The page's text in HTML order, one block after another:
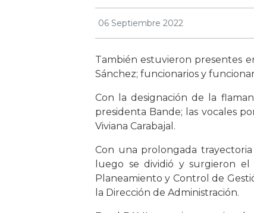
06 Septiembre 2022
También estuvieron presentes
Sánchez; funcionarios y
Con la designación de la
presidenta Bande; las vocales
Viviana Carabajal.
Con una prolongada
luego se dividió y surgieron
Planeamiento y Control de
la Dirección de Administración.